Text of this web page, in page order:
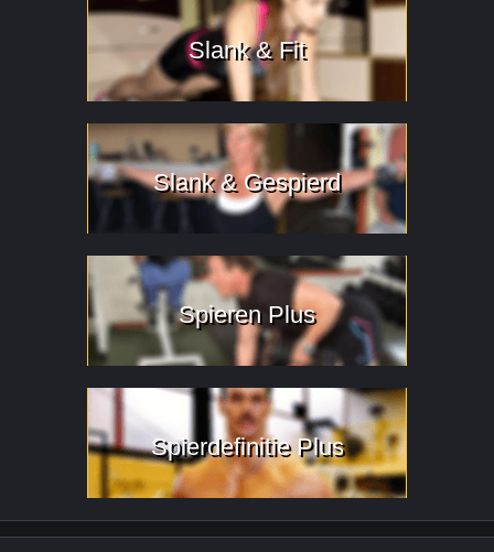
Slank & Fit
Slank & Gespierd
Spieren Plus
Spierdefinitie Plus